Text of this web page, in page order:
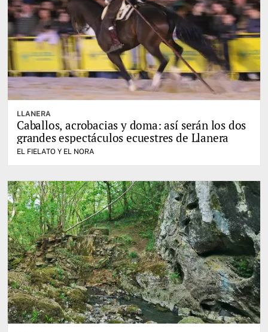
LLANERA
Caballos, acrobacias y doma: así serán los dos
grandes espectáculos ecuestres de Llanera
EL FIELATO Y EL NORA